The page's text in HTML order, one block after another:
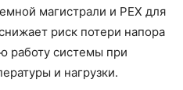
магистрали и PEX для
риск потери напора
работу системы при
и нагрузки.